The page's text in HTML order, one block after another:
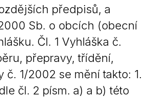
předpisů, a
Sb. o obcích (obecní
Čl. 1 Vyhláška č.
přepravy, třídění,
1/2002 se mění takto: 1.
čl. 2 písm. a) a b) této